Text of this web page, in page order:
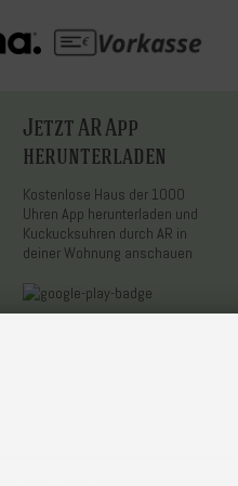
Jetzt AR App
herunterladen
Kostenlose Haus der 1000
Uhren App herunterladen und
Kuckucksuhren durch AR in
deiner Wohnung anschauen